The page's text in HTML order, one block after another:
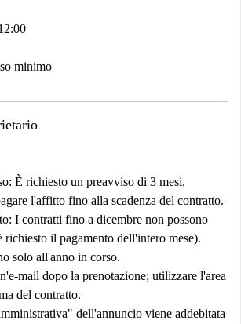
minimo
È richiesto un preavviso di 3 mesi,
l'affitto fino alla scadenza del contratto.
I contratti fino a dicembre non possono
richiesto il pagamento dell'intero mese).
solo all'anno in corso.
mail dopo la prenotazione; utilizzare l'area
del contratto.
dell'annuncio viene addebitata